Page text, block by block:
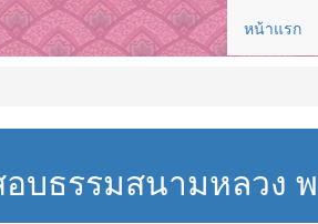
หน้าแรก
อบธรรมสนามหลวง